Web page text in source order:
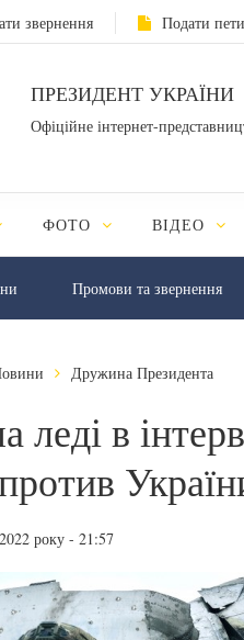
звернення Подати
ПРЕЗИДЕНТ УКРАЇНИ
Офіційне інтернет-
ФОТО ВІДЕО
Промови та звернення
Дружина Президента
леді в
року - 21:57